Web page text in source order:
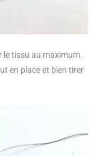
le tissu au maximum.
en place et bien tirer